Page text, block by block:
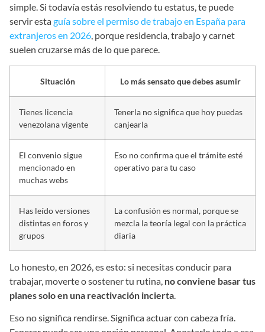
simple. Si todavía estás resolviendo tu estatus, te puede
servir estaguía sobre el permiso de trabajo en España para
extranjeros en 2026, porque residencia, trabajo y carnet
suelen cruzarse más de lo que parece.
Situación Lo más sensato que debes asumir
Tienes licencia
venezolana vigente
Tenerla no significa que hoy puedas
canjearla
El convenio sigue
mencionado en
muchas webs
Eso no confirma que el trámite esté
operativo para tu caso
Has leído versiones
distintas en foros y
grupos
La confusión es normal, porque se
mezcla la teoría legal con la práctica
diaria
Lo honesto, en 2026, es esto: si necesitas conducir para
trabajar, moverte o sostener tu rutina, no conviene basar tus
planes solo en una reactivación incierta
Eso no significa rendirse. Significa actuar con cabeza fría.